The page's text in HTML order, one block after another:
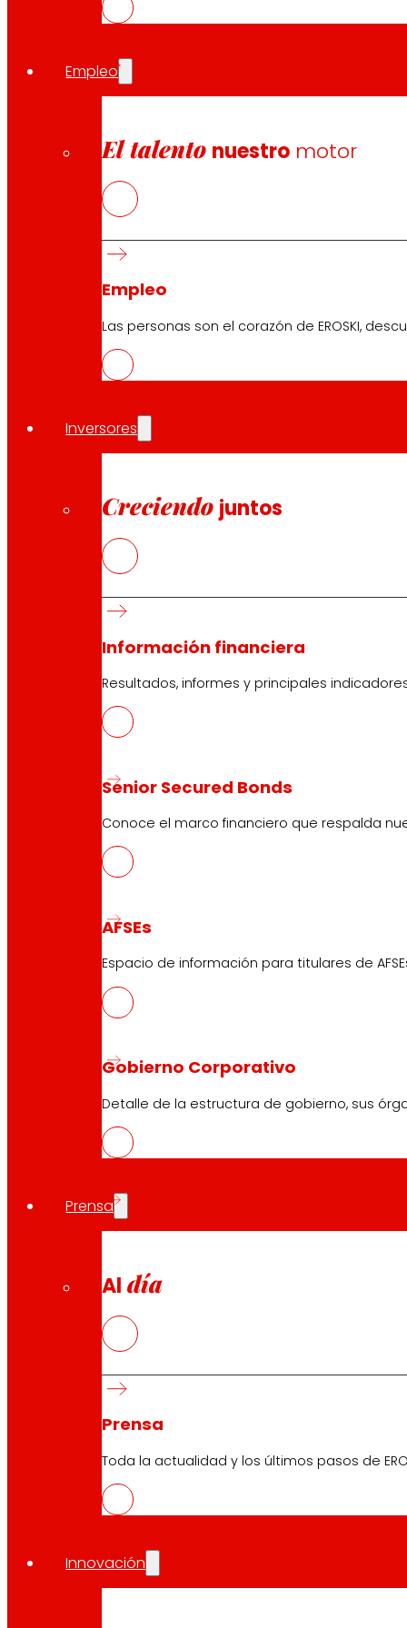
Empleo
El talento nuestro motor
Empleo
Las personas son el corazón de EROSKI,
Inversores
Creciendo juntos
Información financiera
Resultados, informes y principales
Senior Secured Bonds
Conoce el marco financiero que respalda
AFSEs
Espacio de información para titulares de
Gobierno Corporativo
Detalle de la estructura de gobierno, sus
Prensa
Al día
Prensa
Toda la actualidad y los últimos pasos de
Innovación
DESARROLLO ECONÓMICO, SOSTENIBILIDAD Y MEDIO
de los sectores agrícola, forestal y de los productos
de la pesca y la acuicultura de la CAPV (Berriker).
EROSKI Corporativo
Quiénes somos
Compromisos
Inversores
Innovación
Buscador de tiendas
Apertura en festivos
Descanso
Electrónica
Tarjeta EROSKI club Mastercard
Encargos
Atención al Cliente
Formulario de contacto
Tiendas online
Formas de pago